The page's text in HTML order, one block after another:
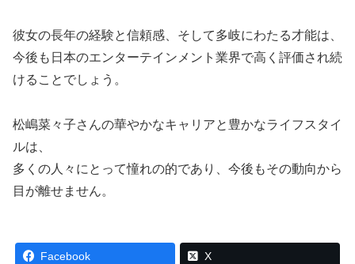
彼女の長年の経験と信頼感、そして多岐にわたる才能は、
今後も日本のエンターテインメント業界で高く評価され続
けることでしょう。
松嶋菜々子さんの華やかなキャリアと豊かなライフスタイ
ルは、
多くの人々にとって憧れの的であり、今後もその動向から
目が離せません。
Facebook X